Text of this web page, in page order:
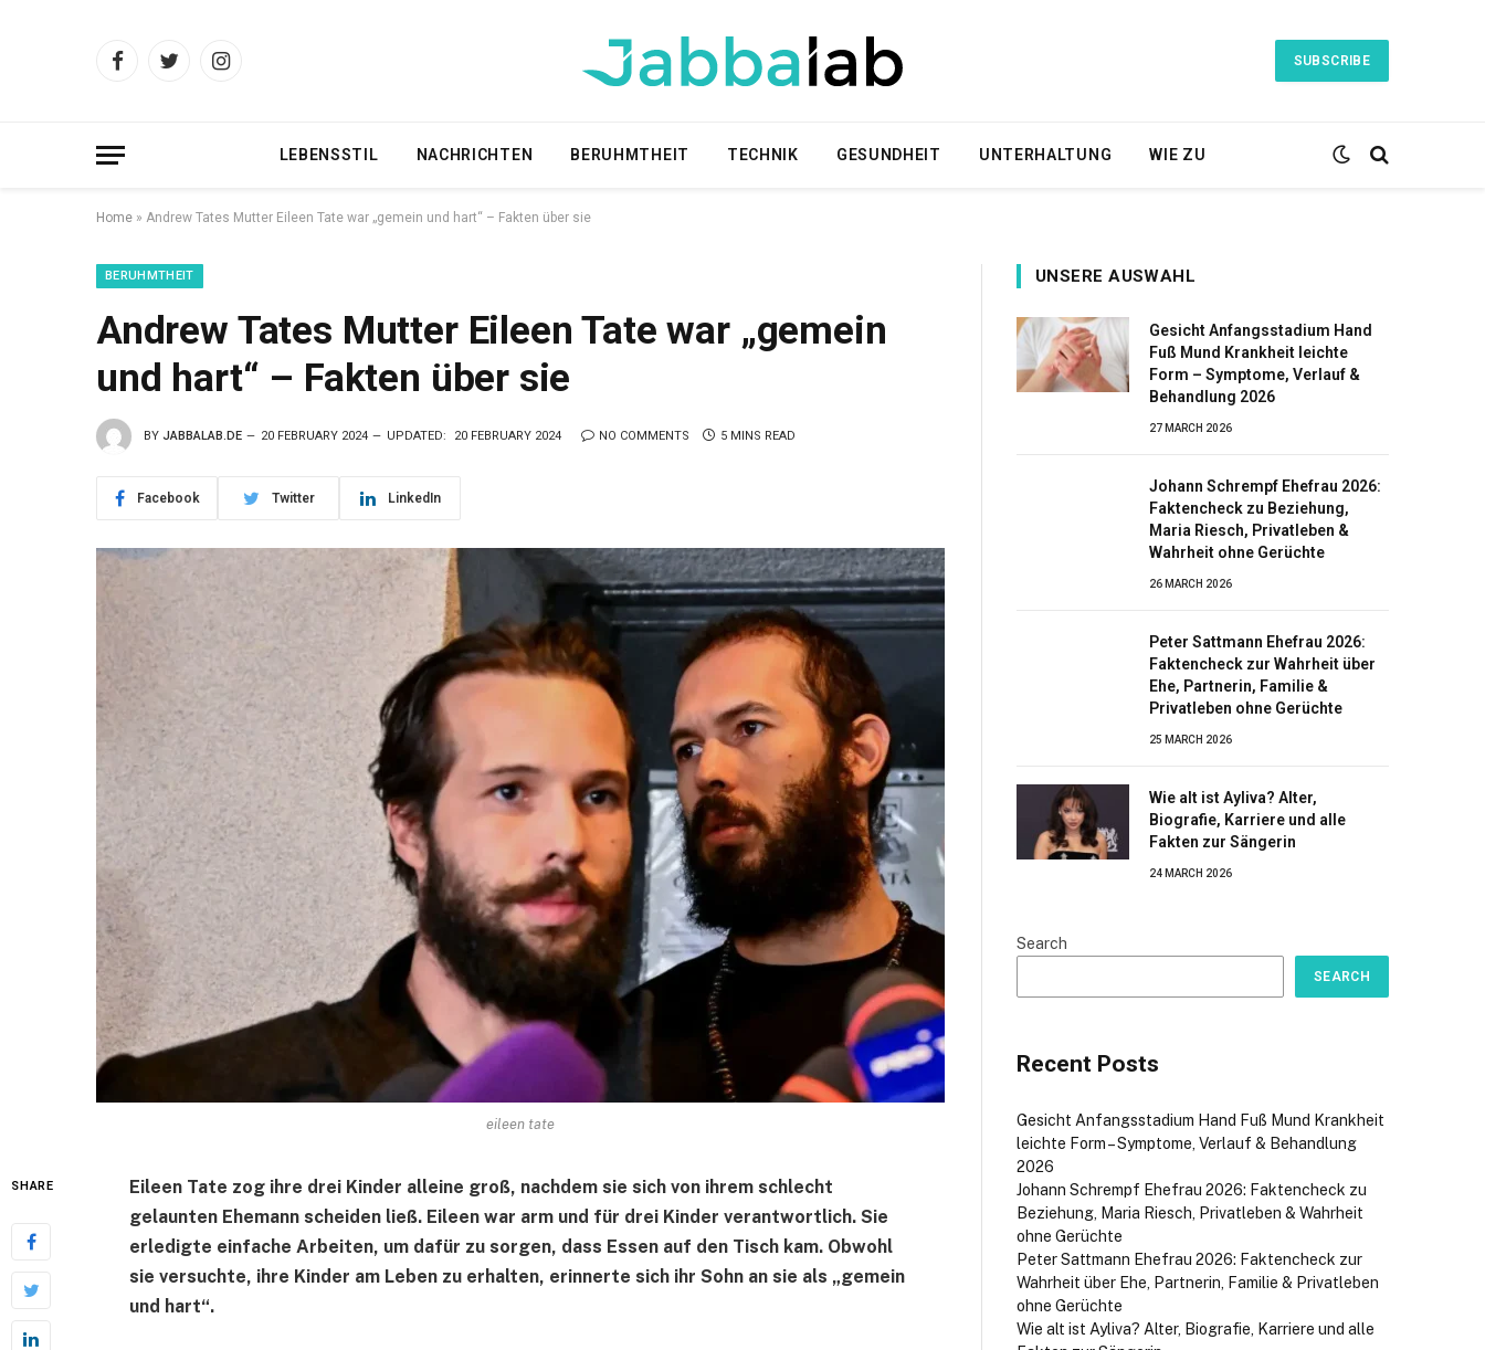
FacebookTwitterInstagram
SUBSCRIBE
LEBENSSTIL NACHRICHTEN BERUHMTHEIT TECHNIK GESUNDHEIT UNTERHALTUNG WIE ZU
Home » Andrew Tates Mutter Eileen Tate war „gemein und hart“ – Fakten über sie
BERUHMTHEIT
Andrew Tates Mutter Eileen Tate war „gemein
und hart“ – Fakten über sie
BY JABBALAB.DE 20 FEBRUARY 2024 UPDATED: 20 FEBRUARY 2024 NO COMMENTS 5 MINS READ
Facebook Twitter LinkedIn
eileen tate
SHARE
Eileen Tate zog ihre drei Kinder alleine groß, nachdem sie sich von ihrem schlecht
gelaunten Ehemann scheiden ließ. Eileen war arm und für drei Kinder verantwortlich. Sie
erledigte einfache Arbeiten, um dafür zu sorgen, dass Essen auf den Tisch kam. Obwohl
sie versuchte, ihre Kinder am Leben zu erhalten, erinnerte sich ihr Sohn an sie als „gemein
und hart“.
UNSERE AUSWAHL
Gesicht Anfangsstadium Hand
Fuß Mund Krankheit leichte
Form – Symptome, Verlauf &
Behandlung 2026
27 MARCH 2026
Johann Schrempf Ehefrau 2026:
Faktencheck zu Beziehung,
Maria Riesch, Privatleben &
Wahrheit ohne Gerüchte
26 MARCH 2026
Peter Sattmann Ehefrau 2026:
Faktencheck zur Wahrheit über
Ehe, Partnerin, Familie &
Privatleben ohne Gerüchte
25 MARCH 2026
Wie alt ist Ayliva? Alter,
Biografie, Karriere und alle
Fakten zur Sängerin
24 MARCH 2026
Search
SEARCH
Recent Posts
Gesicht Anfangsstadium Hand Fuß Mund Krankheit
leichte Form – Symptome, Verlauf & Behandlung
2026
Johann Schrempf Ehefrau 2026: Faktencheck zu
Beziehung, Maria Riesch, Privatleben & Wahrheit
ohne Gerüchte
Peter Sattmann Ehefrau 2026: Faktencheck zur
Wahrheit über Ehe, Partnerin, Familie & Privatleben
ohne Gerüchte
Wie alt ist Ayliva? Alter, Biografie, Karriere und alle